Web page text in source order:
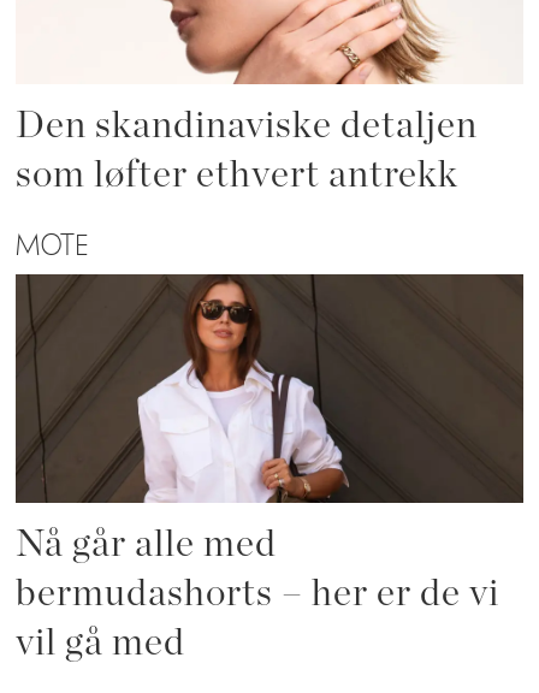
Den skandinaviske detaljen
som løfter ethvert antrekk
MOTE
Nå går alle med
bermudashorts – her er de vi
vil gå med